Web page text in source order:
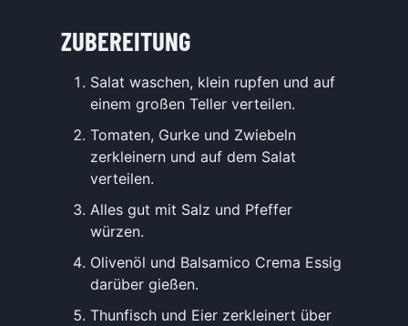
ZUBEREITUNG
Salat waschen, klein rupfen und auf
einem großen Teller verteilen.
Tomaten, Gurke und Zwiebeln
zerkleinern und auf dem Salat
verteilen.
Alles gut mit Salz und Pfeffer
würzen.
Olivenöl und Balsamico Crema Essig
darüber gießen.
Thunfisch und Eier zerkleinert über